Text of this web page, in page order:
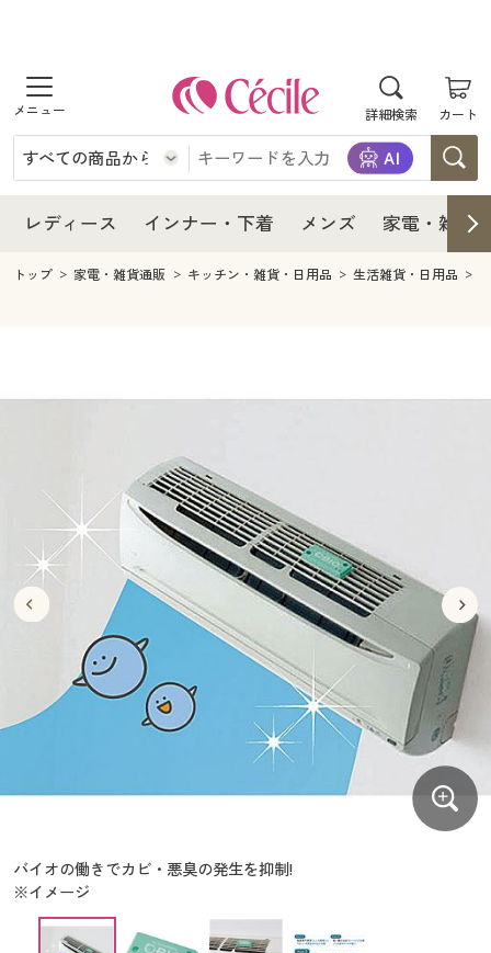
詳細検索 カート
商品を探す
レディース
レディースファッション
インナー・下着
インナー・下着通販すべて
メンズ下着
ジュニア・ティーンズ下着
メンズ
キッチン・雑貨・日用品
寝具・インテリア・家具通販すべて
家具・収納
寝具・ベッド
カーテン・ラグ・ファブリック
美容・健康通販すべて
美容・健康・サプリメント
制服・スクール
制服・スクールすべて
制服・学生服
ジュニア・ティーンズ下着
大きいサイズ
大きいサイズ通販すべて
大きいサイズ レディース服
大きいサイズ 事務・制服
バーゲン
バーゲンセール
詳細検索
カタログ・チラシからのご注文
デジタルカタログ
レディース インナー・下着 メンズ 家電・雑貨
レディース
レディース通販すべて
レディースファッション
インナー・下着
インナー・下着通販すべて
メンズ
寝具・ベッド
カーテン・ラグ・ファブリック
美容・健康・サプリメント
制服・スクールすべて
制服・学生服
ジュニア・ティーンズ下着
大きいサイズ
大きいサイズ通販すべて
大きいサイズ レディース服
大きいサイズ レディース下着
バーゲン
バーゲンセール
シークレットセール
詳細検索
商品カテゴリ一覧
カタログ・チラシからのご注文
カタログ無料プレゼント
トップ 家電・雑貨通販 キッチン・雑貨・日用品 生活雑貨・日用品
バイオの働きでカビ・悪臭の発生を抑制!
※イメージ